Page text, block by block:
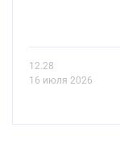
12.28
16 июля 2026